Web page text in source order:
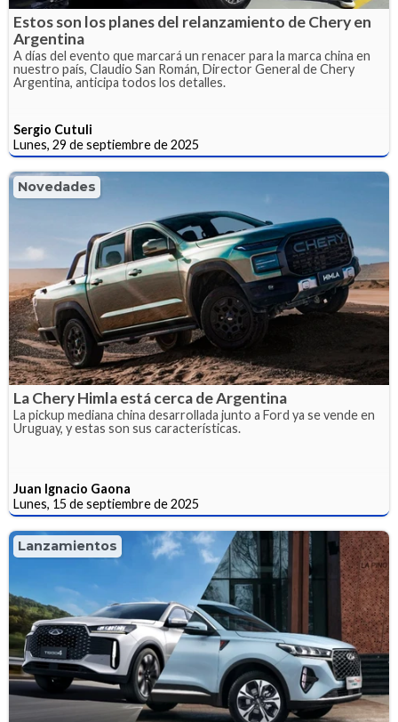
Estos son los planes del relanzamiento de Chery en
Argentina
A días del evento que marcará un renacer para la marca china en
nuestro país, Claudio San Román, Director General de Chery
Argentina, anticipa todos los detalles.
Sergio Cutuli
Lunes, 29 de septiembre de 2025
Novedades
La Chery Himla está cerca de Argentina
La pickup mediana china desarrollada junto a Ford ya se vende en
Uruguay, y estas son sus características.
Juan Ignacio Gaona
Lunes, 15 de septiembre de 2025
Lanzamientos